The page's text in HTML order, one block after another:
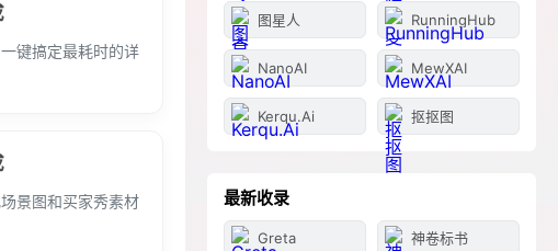
键搞定最耗时的详
景图和买家秀素材
图星人 RunningHub
NanoAI MewXAI
Kerqu.Ai 抠抠图
最新收录
Greta 神卷标书